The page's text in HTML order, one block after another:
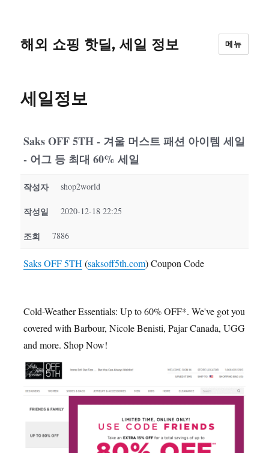
해외 쇼핑 핫딜, 세일 정보 메뉴
세일정보
Saks OFF 5TH - 겨울 머스트 패션 아이템 세일
- 어그 등 최대 60% 세일
작성자 shop2world
작성일 2020-12-18 22:25
조회 7886
Saks OFF 5TH (saksoff5th.com) Coupon Code
Cold-Weather Essentials: Up to 60% OFF*. We've got you
covered with Barbour, Nicole Benisti, Pajar Canada, UGG
and more. Shop Now!